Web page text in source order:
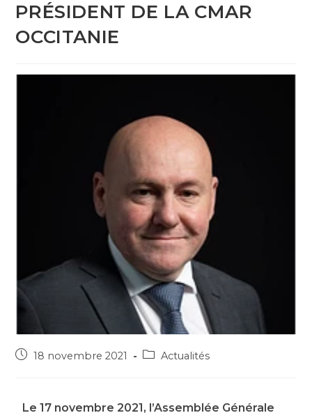
PRÉSIDENT DE LA CMAR
OCCITANIE
18 novembre 2021 Actualités
Le 17 novembre 2021, l’Assemblée Générale